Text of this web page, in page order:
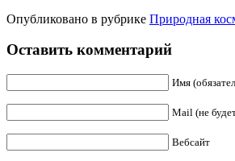
Опубликовано в рубрике Природная
Оставить комментарий
Имя
Mail (не
Вебсайт